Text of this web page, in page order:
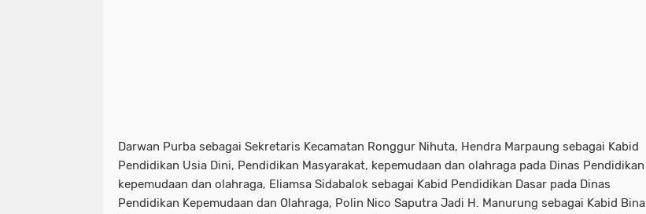
Darwan Purba sebagai Sekretaris Kecamatan Ronggur Nihuta, Hendra Marpaung sebagai Kabid
Pendidikan Usia Dini, Pendidikan Masyarakat, kepemudaan dan olahraga pada Dinas Pendidikan
kepemudaan dan olahraga, Eliamsa Sidabalok sebagai Kabid Pendidikan Dasar pada Dinas
Pendidikan Kepemudaan dan Olahraga, Polin Nico Saputra Jadi H. Manurung sebagai Kabid Bina